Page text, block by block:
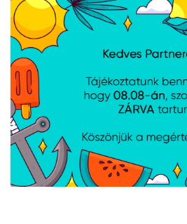
Műszaki adatok
Teljesítmény: 55 W
Kijelző: LED digitális kijelző
Cserélhető fejek száma: 5
mm, 25 mm és 13-25 mm)
Állítható fűtési
°C
Kábel hosszúság: 2,4 m
Termék gyártói oldala